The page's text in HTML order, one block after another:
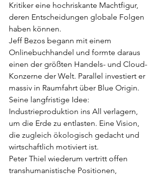
Kritiker eine hochriskante Machtfigur,
deren Entscheidungen globale Folgen
haben können.
Jeff Bezos begann mit einem
Onlinebuchhandel und formte daraus
einen der größten Handels- und Cloud-
Konzerne der Welt. Parallel investiert er
massiv in Raumfahrt über Blue Origin.
Seine langfristige Idee:
Industrieproduktion ins All verlagern,
um die Erde zu entlasten. Eine Vision,
die zugleich ökologisch gedacht und
wirtschaftlich motiviert ist.
Peter Thiel wiederum vertritt offen
transhumanistische Positionen,